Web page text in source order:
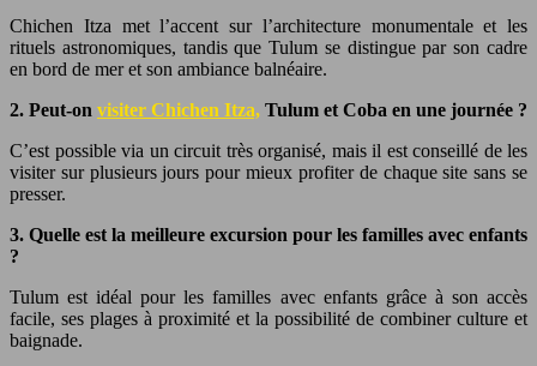
Chichen Itza met l’accent sur l’architecture monumentale et les
rituels astronomiques, tandis que Tulum se distingue par son cadre
en bord de mer et son ambiance balnéaire.
2. Peut-on visiter Chichen Itza, Tulum et Coba en une journée ?
C’est possible via un circuit très organisé, mais il est conseillé de les
visiter sur plusieurs jours pour mieux profiter de chaque site sans se
presser.
3. Quelle est la meilleure excursion pour les familles avec enfants
?
Tulum est idéal pour les familles avec enfants grâce à son accès
facile, ses plages à proximité et la possibilité de combiner culture et
baignade.